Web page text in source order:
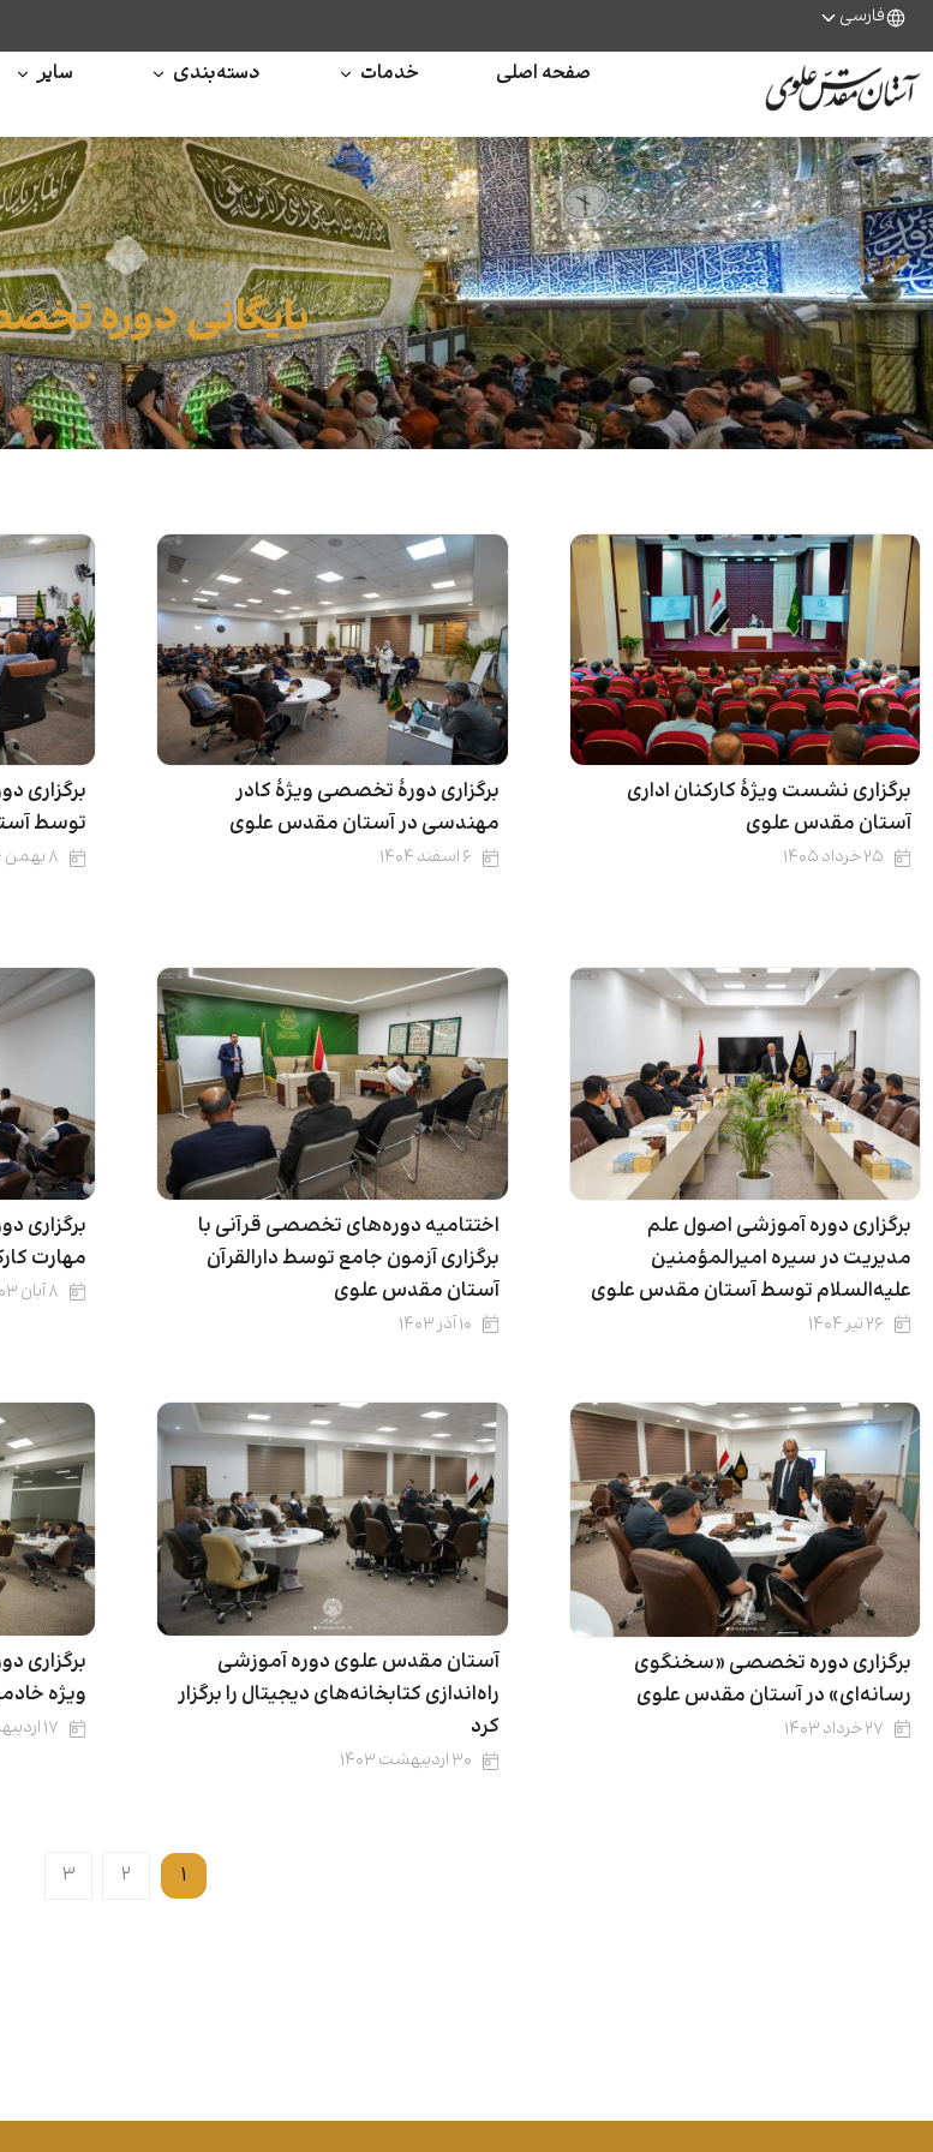
فارسی
صفحه اصلی خدمات دسته‌بندی سایر
بایگانی دوره
برگزاری نشست ویژۀ کارکنان اداری
آستان مقدس علوی
۲۵ خرداد ۱۴۰۵
برگزاری دورۀ تخصصی ویژۀ کادر
مهندسی در آستان مقدس علوی
۶ اسفند ۱۴۰۴
برگزاری
توسط
۸ بهمن ۱۴۰۴
برگزاری دوره آموزشی اصول علم
مدیریت در سیره امیرالمؤمنین‌
علیه‌السلام توسط آستان مقدس علوی
۲۶ تیر ۱۴۰۴
اختتامیه دوره‌های تخصصی قرآنی با
برگزاری آزمون جامع توسط دارالقرآن
آستان مقدس علوی
۱۰ آذر ۱۴۰۳
برگزاری
مهارت‌
۸ آبان ۱۴۰۳
برگزاری دوره تخصصی «سخنگوی
رسانه‌ای» در آستان مقدس علوی
۲۷ خرداد ۱۴۰۳
آستان مقدس علوی دوره آموزشی
راه‌اندازی کتابخانه‌های دیجیتال را برگزار
کرد
۳۰ اردیبهشت ۱۴۰۳
برگزاری
ویژه
۱۷ اردیبهشت ۱۴۰۳
۱ ۲ ۳